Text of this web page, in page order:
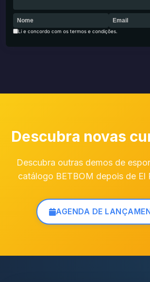
Li e concordo com os termos e condições.
Descubra novas
Descubra outras demos de
catálogo BETBOM depois de El
AGENDA DE